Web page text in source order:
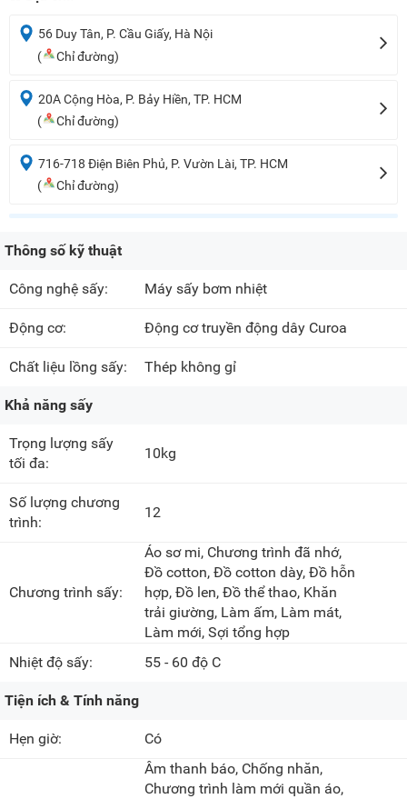
56 Duy Tân, P. Cầu Giấy, Hà Nội
(
Chỉ đường)
20A Cộng Hòa, P. Bảy Hiền, TP. HCM
(
Chỉ đường)
716-718 Điện Biên Phủ, P. Vườn Lài, TP. HCM
(
Chỉ đường)
Thông số kỹ thuật
Công nghệ sấy: Máy sấy bơm nhiệt
Động cơ: Động cơ truyền động dây Curoa
Chất liệu lồng sấy: Thép không gỉ
Khả năng sấy
Trọng lượng sấy
tối đa:
10kg
Số lượng chương
trình:
12
Chương trình sấy:
Áo sơ mi, Chương trình đã nhớ,
Đồ cotton, Đồ cotton dày, Đồ hỗn
hợp, Đồ len, Đồ thể thao, Khăn
trải giường, Làm ấm, Làm mát,
Làm mới, Sợi tổng hợp
Nhiệt độ sấy:
55 - 60 độ C
Tiện ích & Tính năng
Hẹn giờ: Có
Âm thanh báo, Chống nhăn,
Chương trình làm mới quần áo,